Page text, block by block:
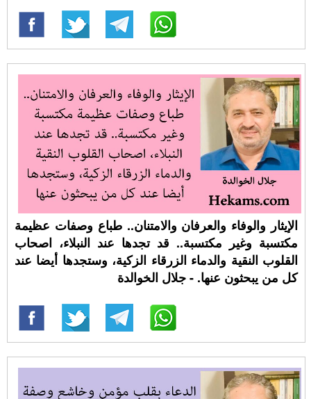
الإيثار والوفاء والعرفان والامتنان.. طباع وصفات عظيمة
مكتسبة وغير مكتسبة.. قد تجدها عند النبلاء، اصحاب
القلوب النقية والدماء الزرقاء الزكية، وستجدها أيضا عند
كل من يبحثون عنها. - جلال الخوالدة